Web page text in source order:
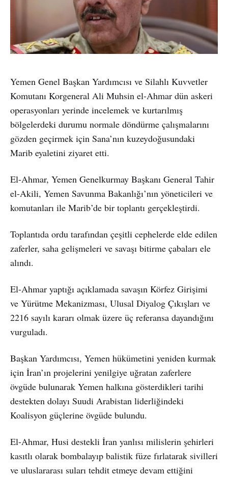
Yemen Genel Başkan Yardımcısı ve Silahlı Kuvvetler
Komutanı Korgeneral Ali Muhsin el-Ahmar dün askeri
operasyonları yerinde incelemek ve kurtarılmış
bölgelerdeki durumu normale döndürme çalışmalarını
gözden geçirmek için Sana’nın kuzeydoğusundaki
Marib eyaletini ziyaret etti.
El-Ahmar, Yemen Genelkurmay Başkanı General Tahir
el-Akili, Yemen Savunma Bakanlığı’nın yöneticileri ve
komutanları ile Marib’de bir toplantı gerçekleştirdi.
Toplantıda ordu tarafından çeşitli cephelerde elde edilen
zaferler, saha gelişmeleri ve savaşı bitirme çabaları ele
alındı.
El-Ahmar yaptığı açıklamada savaşın Körfez Girişimi
ve Yürütme Mekanizması, Ulusal Diyalog Çıkışları ve
2216 sayılı kararı olmak üzere üç referansa dayandığını
vurguladı.
Başkan Yardımcısı, Yemen hükümetini yeniden kurmak
için İran’ın projelerini yenilgiye uğratan zaferlere
övgüde bulunarak Yemen halkına gösterdikleri tarihi
destekten dolayı Suudi Arabistan liderliğindeki
Koalisyon güçlerine övgüde bulundu.
El-Ahmar, Husi destekli İran yanlısı milislerin şehirleri
kasıtlı olarak bombalayıp balistik füze fırlatarak sivilleri
ve uluslararası suları tehdit etmeye devam ettiğini